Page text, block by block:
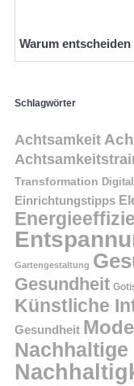
Warum
Schlagwörter
Achtsamkeit
Transformation
Einrichtungstipps
Gartengestaltung
Gesundheit
Künstliche
Gesundheit
Nachhaltige